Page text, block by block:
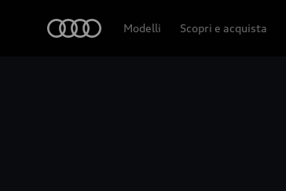
Modelli Scopri e acquista